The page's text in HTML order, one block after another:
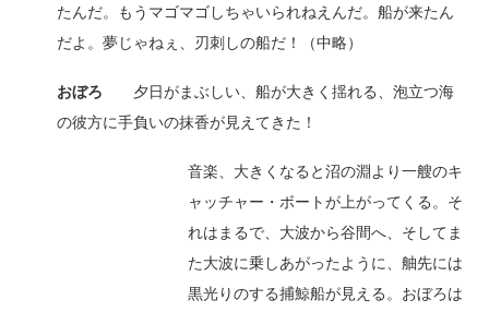
たんだ。もうマゴマゴしちゃいられねえんだ。船が来たん
だよ。夢じゃねぇ、刃刺しの船だ！（中略）
おぼろ 夕日がまぶしい、船が大きく揺れる、泡立つ海
の彼方に手負いの抹香が見えてきた！
音楽、大きくなると沼の淵より一艘のキ
ャッチャー・ボートが上がってくる。そ
れはまるで、大波から谷間へ、そしてま
た大波に乗しあがったように、舳先には
黒光りのする捕鯨船が見える。おぼろは